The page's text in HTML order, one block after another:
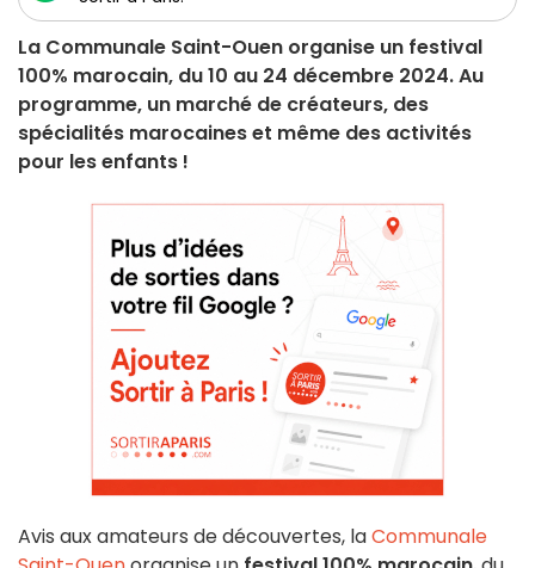
La Communale Saint-Ouen organise un festival
100% marocain, du 10 au 24 décembre 2024. Au
programme, un marché de créateurs, des
spécialités marocaines et même des activités
pour les enfants !
Avis aux amateurs de découvertes, laCommunale